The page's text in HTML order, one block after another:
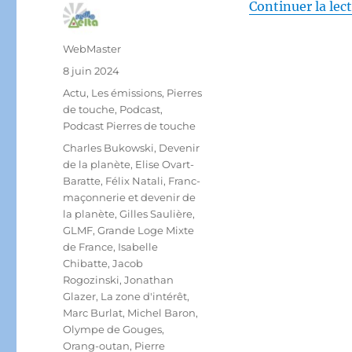
Continuer la
Auteur
WebMaster
Publié
8 juin 2024
Catégories
Actu, Les émissions, Pierres
de touche, Podcast,
Podcast Pierres de touche
Étiquettes
Charles Bukowski, Devenir
de la planète, Elise Ovart-
Baratte, Félix Natali, Franc-
maçonnerie et devenir de
la planète,Gilles Saulière,
GLMF,Grande Loge Mixte
de France, Isabelle
Chibatte,Jacob
Rogozinski,Jonathan
Glazer, La zone d'intérêt,
Marc Burlat, Michel Baron,
Olympe de Gouges,
Orang-outan, Pierre